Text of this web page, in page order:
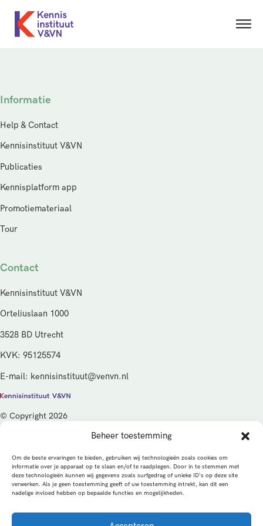
Beheer toestemming
Om de beste ervaringen te bieden, gebruiken wij technologieën zoals cookies om
informatie over je apparaat op te slaan en/of te raadplegen. Door in te stemmen met
deze technologieën kunnen wij gegevens zoals surfgedrag of unieke ID's op deze site
verwerken. Als je geen toestemming geeft of uw toestemming intrekt, kan dit een
nadelige invloed hebben op bepaalde functies en mogelijkheden.
Informatie
Help & Contact
Kennisinstituut V&VN
Publicaties
Kennisplatform app
Promotiemateriaal
Tour
Contact
Kennisinstituut V&VN
Orteliuslaan 1000
3528 BD Utrecht
KVK: 95125574
E-mail: kennisinstituut@venvn.nl
© Copyright 2026
De activiteiten van het Kennisinstituut V&VN worden gefinancierd
vanuit de kwaliteitsgelden van het ministerie van Volksgezondheid,
Welzijn en Sport (VWS), beheerd door ZonMw.
PrivacybeleidCookiesAlgemene voorwaarden